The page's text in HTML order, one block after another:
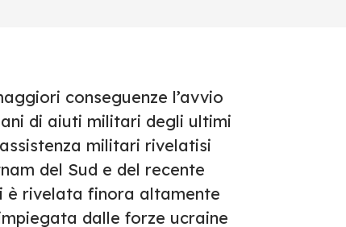
conseguenze l’avvio
di aiuti militari degli ultimi
militari rivelatisi
del Sud e del recente
è rivelata finora altamente
dalle forze ucraine